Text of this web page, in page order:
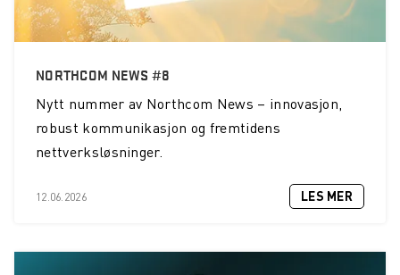
NORTHCOM NEWS #8
Nytt nummer av Northcom News – innovasjon,
robust kommunikasjon og fremtidens
nettverksløsninger.
12.06.2026 LES MER